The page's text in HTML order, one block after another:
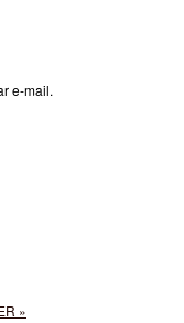
e-mail.
»